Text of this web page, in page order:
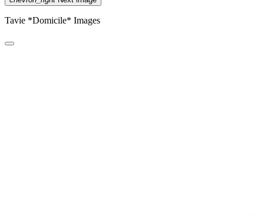
Tavie *Domicile* Images